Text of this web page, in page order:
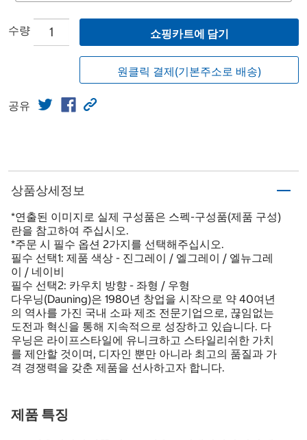
수량 쇼핑카트에 담기
원클릭 결제(기본주소로 배송)
공유
상품상세정보
*연출된 이미지로 실제 구성품은 스펙-구성품(제품 구성)
란을 참고하여 주십시오.
*주문 시 필수 옵션 2가지를 선택해주십시오.
필수 선택1: 제품 색상 - 진그레이 / 엘그레이 / 엘뉴그레
이 / 네이비
필수 선택2: 카우치 방향 - 좌형 / 우형
다우닝(Dauning)은 1980년 창업을 시작으로 약 40여년
의 역사를 가진 국내 소파 제조 전문기업으로, 끊임없는
도전과 혁신을 통해 지속적으로 성장하고 있습니다. 다
우닝은 라이프스타일에 유니크하고 스타일리쉬한 가치
를 제안할 것이며, 디자인 뿐만 아니라 최고의 품질과 가
격 경쟁력을 갖춘 제품을 선사하고자 합니다.
제품 특징